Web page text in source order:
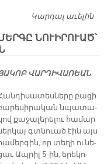
Կարդալ աւելին
ՆՈՒԻՐՈՒԱԾ՝
ՎԱՐ­ԴԻ­ՎԱ­ՌԵԱՆ
բա­ցի
նպա­տա­
քա­ջա­լե­րե­լու հա­մար
գտնուած էին այս
որ տե­ղի ու­նե­
Ապ­րիլ 5-ին, ե­րե­կո­